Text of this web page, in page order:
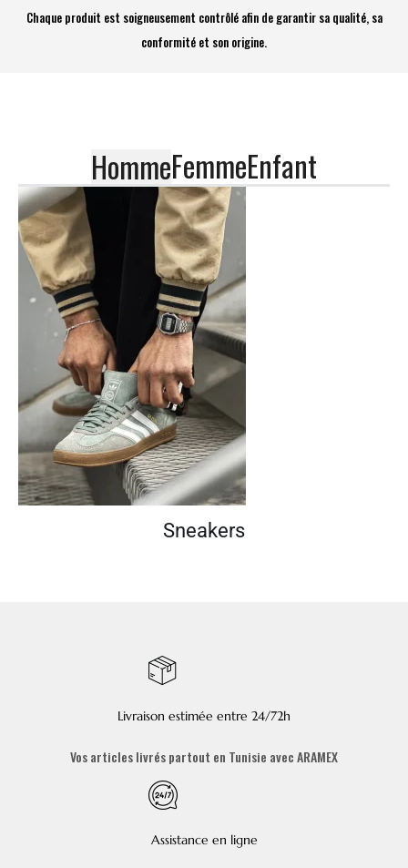
Chaque produit est soigneusement contrôlé afin de garantir sa qualité, sa
conformité et son origine.
HommeFemmeEnfant
Sneakers
Livraison estimée entre 24/72h
Vos articles livrés partout en Tunisie avec ARAMEX
Assistance en ligne